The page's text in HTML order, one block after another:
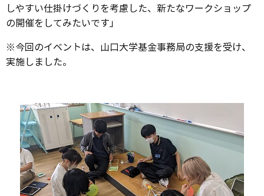
しやすい仕掛けづくりを考慮した、新たなワークショップ
の開催をしてみたいです」
※今回のイベントは、山口大学基金事務局の支援を受け、
実施しました。